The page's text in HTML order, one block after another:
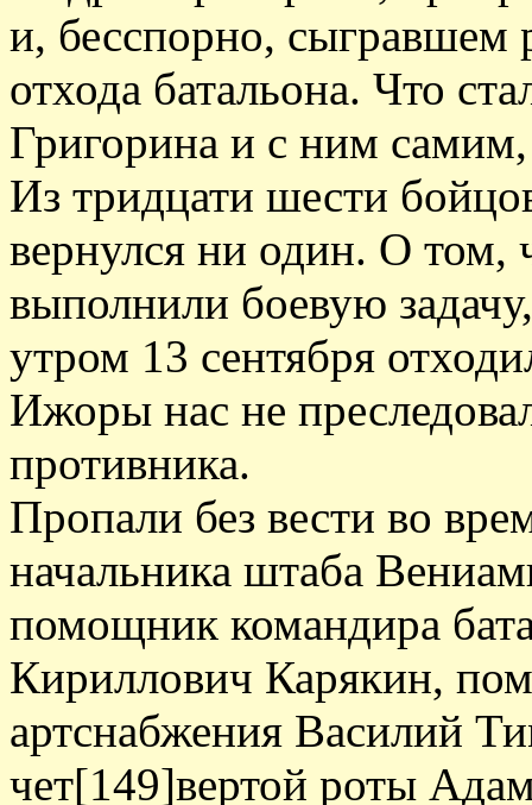
и, бесспорно,
отхода батальона. Что
Григорина и с ним самим,
Из тридцати шести
вернулся ни один. О том,
выполнили боевую
утром 13 сентября
Ижоры нас не
противника.
Пропали без вести во
начальника штаба
помощник командира
Кириллович Карякин,
артснабжения Василий
чет[149]вертой роты